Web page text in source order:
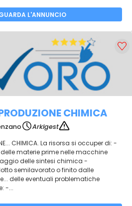
L'ANNUNCIO
CHIMICA
Arkigest
CHIMICA. La risorsa si occuper di: -
materie prime nelle macchine
delle sintesi chimica -
semilavorato o finito dalle
delle eventuali problematiche
-...